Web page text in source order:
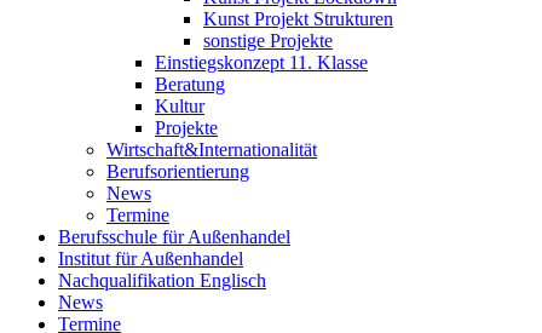
Kunst Projekt Strukturen
sonstige Projekte
Einstiegskonzept 11. Klasse
Beratung
Kultur
Projekte
Wirtschaft&Internationalität
Berufsorientierung
News
Termine
Berufsschule für Außenhandel
Institut für Außenhandel
Nachqualifikation Englisch
News
Termine